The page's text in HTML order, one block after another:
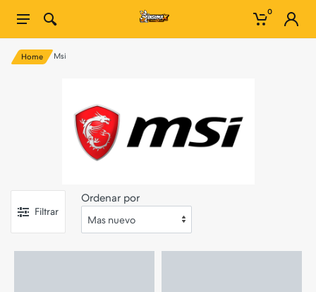
0
Home Msi
Filtrar
Ordenar por